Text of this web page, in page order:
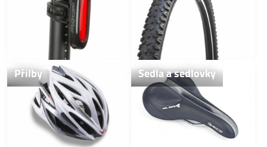
Přilby Sedla a sedlovky